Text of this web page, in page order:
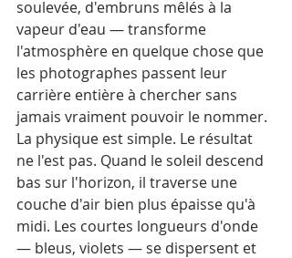
soulevée, d'embruns mêlés à la
vapeur d'eau — transforme
l'atmosphère en quelque chose que
les photographes passent leur
carrière entière à chercher sans
jamais vraiment pouvoir le nommer.
La physique est simple. Le résultat
ne l'est pas. Quand le soleil descend
bas sur l'horizon, il traverse une
couche d'air bien plus épaisse qu'à
midi. Les courtes longueurs d'onde
— bleus, violets — se dispersent et